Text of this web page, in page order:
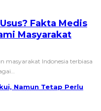
Fakta Medis
Masyarakat
masyarakat Indonesia terbiasa
Namun Tetap Perlu